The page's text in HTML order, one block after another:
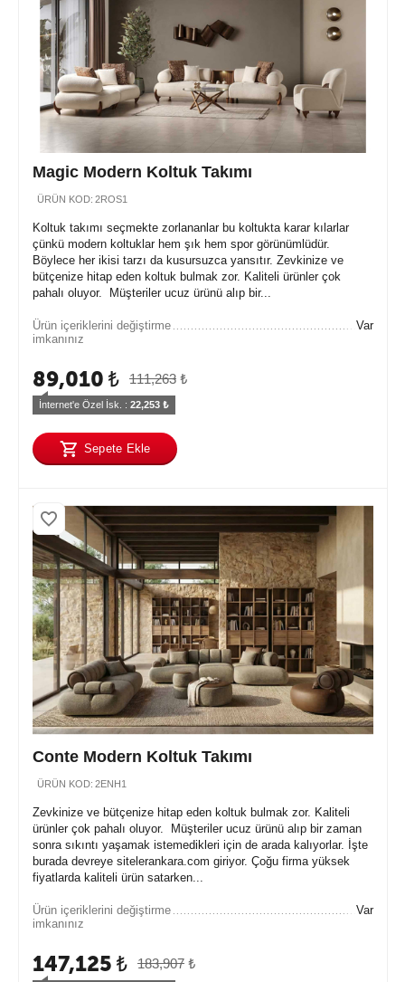
Magic Modern Koltuk Takımı
ÜRÜN KOD: 2ROS1
Koltuk takımı seçmekte zorlananlar bu koltukta karar kılarlar
çünkü modern koltuklar hem şık hem spor görünümlüdür.
Böylece her ikisi tarzı da kusursuzca yansıtır. Zevkinize ve
bütçenize hitap eden koltuk bulmak zor. Kaliteli ürünler çok
pahalı oluyor. Müşteriler ucuz ürünü alıp bir...
Ürün içeriklerini değiştirme
imkanınız
Var
111,263 ₺
89,010 ₺
İnternet'e Özel İsk. : 22,253 ₺
Sepete Ekle
Conte Modern Koltuk Takımı
ÜRÜN KOD: 2ENH1
Zevkinize ve bütçenize hitap eden koltuk bulmak zor. Kaliteli
ürünler çok pahalı oluyor. Müşteriler ucuz ürünü alıp bir zaman
sonra sıkıntı yaşamak istemedikleri için de arada kalıyorlar. İşte
burada devreye sitelerankara.com giriyor. Çoğu firma yüksek
fiyatlarda kaliteli ürün satarken...
Ürün içeriklerini değiştirme
imkanınız
Var
183,907 ₺
147,125 ₺